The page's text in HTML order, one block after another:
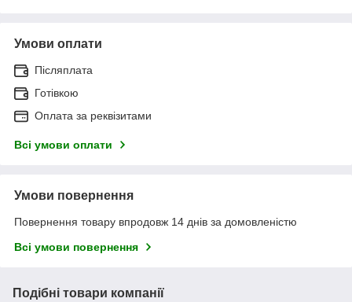
Умови оплати
Післяплата
Готівкою
Оплата за реквізитами
Всі умови оплати
Умови повернення
Повернення товару впродовж 14 днів за домовленістю
Всі умови повернення
Подібні товари компанії